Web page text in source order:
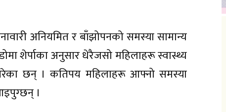
अनियमित र बाँझोपनको समस्या सामान्य
शेर्पाका अनुसार धेरैजसो महिलाहरू स्वास्थ्य
छन् । कतिपय महिलाहरू आफ्नो समस्या
।